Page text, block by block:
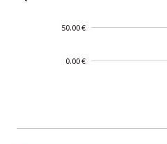
50.00 €
0.00 €
01-02